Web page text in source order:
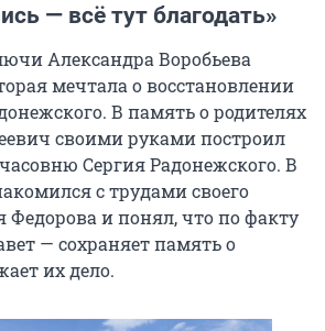
— всё тут благодать»
Александра Воробьева
мечтала о восстановлении
В память о родителях
своими руками построил
Сергия Радонежского. В
с трудами своего
Федорова и понял, что по факту
— сохраняет память о
их дело.